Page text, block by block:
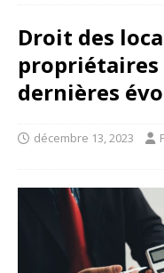
Droit des
propriétaires
dernières
décembre 13, 2023